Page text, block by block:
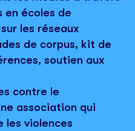
écoles de
les réseaux
de corpus, kit de
soutien aux
contre le
association qui
les violences